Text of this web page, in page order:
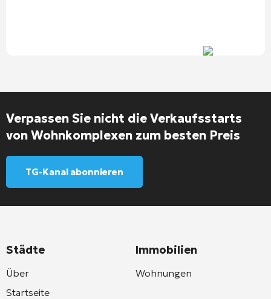
Verpassen Sie nicht die Verkaufsstarts
von Wohnkomplexen zum besten Preis
TG-Kanal abonnieren
Städte
Über
Startseite
Immobilien
Wohnungen